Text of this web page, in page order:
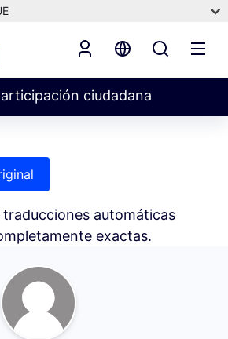
ciudadana
traducciones automáticas
exactas.